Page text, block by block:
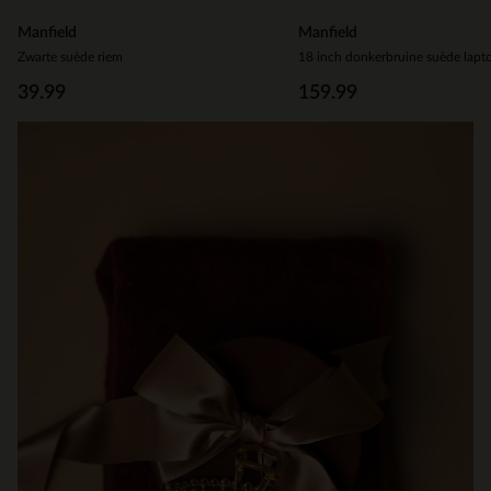
Manfield
Zwarte suède riem
39.99
Manfield
18 inch donkerbruine suède
159.99